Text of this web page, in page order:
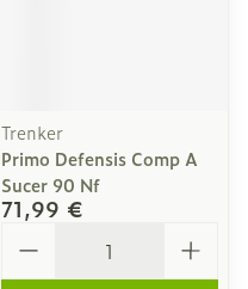
Trenker
Primo Defensis Comp A
Sucer 90 Nf
71,99 €